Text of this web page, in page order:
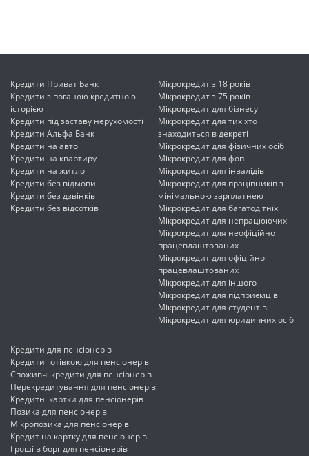
Кредити Приват Банк
Кредити з поганою кредитною
історією
Кредити під заставу нерухомості
Кредити Альфа Банк
Кредити на авто
Кредити на квартиру
Кредити на житло
Кредити без відмови
Кредити без дзвінків
Кредити без відсотків
Мікрокредит з 18 років
Мікрокредит з 75 років
Мікрокредит для бізнесу
Мікрокредит для тих хто
знаходиться в декреті
Мікрокредит для фізичних осіб
Мікрокредит для фоп
Мікрокредит для інвалідів
Мікрокредит для працівників з
мінімальною зарплатнею
Мікрокредит для багатодітніх
Мікрокредит для непрацюючих
Мікрокредит для неофіційно
працевлаштованих
Мікрокредит для офіційно
працевлаштованих
Мікрокредит для іншого
Мікрокредит для підприємців
Мікрокредит для студентів
Мікрокредит для юридичних осіб
Кредити для пенсіонерів
Кредити готівкою для пенсіонерів
Споживчі кредити для пенсіонерів
Перекредитування для пенсіонерів
Кредитні картки для пенсіонерів
Позика для пенсіонерів
Мікропозика для пенсіонерів
Кредит на картку для пенсіонерів
Гроші в борг для пенсіонерів